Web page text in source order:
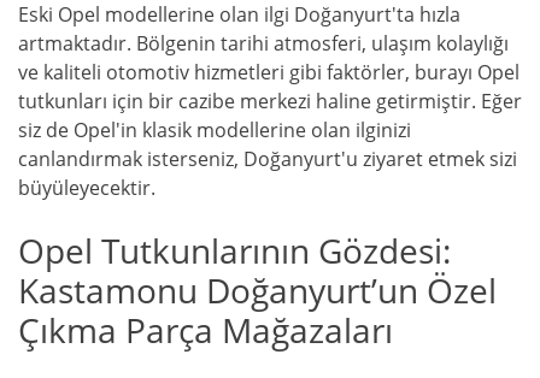
Eski Opel modellerine olan ilgi Doğanyurt'ta hızla
artmaktadır. Bölgenin tarihi atmosferi, ulaşım kolaylığı
ve kaliteli otomotiv hizmetleri gibi faktörler, burayı Opel
tutkunları için bir cazibe merkezi haline getirmiştir. Eğer
siz de Opel'in klasik modellerine olan ilginizi
canlandırmak isterseniz, Doğanyurt'u ziyaret etmek sizi
büyüleyecektir.
Opel Tutkunlarının Gözdesi:
Kastamonu Doğanyurt’un Özel
Çıkma Parça Mağazaları